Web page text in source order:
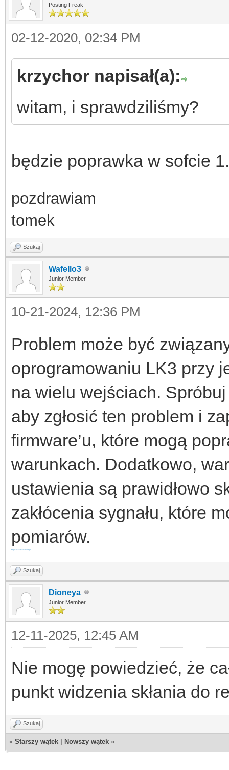
Posting Freak
02-12-2020, 02:34 PM
krzychor napisał(a):
witam, i sprawdziliśmy?
będzie poprawka w sofcie
pozdrawiam
tomek
Szukaj
Wafello3
Junior Member
10-21-2024, 12:36 PM
Problem może być
oprogramowaniu LK3 przy
na wielu wejściach.
aby zgłosić ten problem i
firmware’u, które mogą
warunkach. Dodatkowo,
ustawienia są prawidłowo
zakłócenia sygnału, które
pomiarów.
https://kapitanremont.pl/
Szukaj
Dioneya
Junior Member
12-11-2025, 12:45 AM
Nie mogę powiedzieć, że
punkt widzenia skłania do
Szukaj
« Starszy wątek Nowszy wątek »